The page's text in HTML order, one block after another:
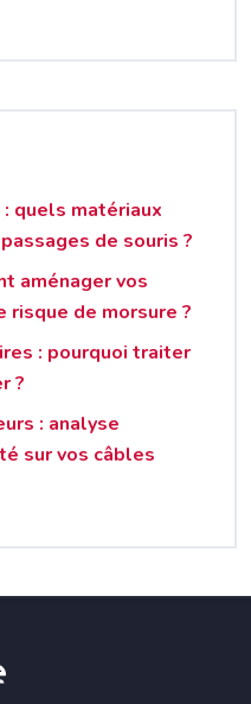
quels matériaux
de souris ?
aménager vos
de morsure ?
: pourquoi traiter
?
: analyse
sur vos câbles